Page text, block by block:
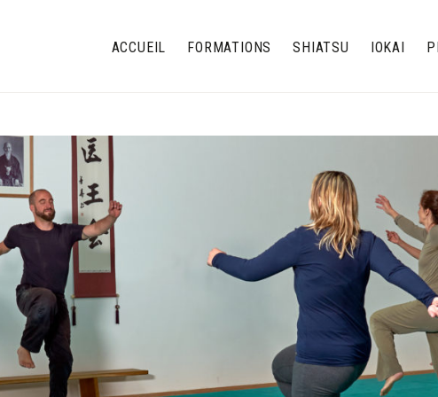
ACCUEIL FORMATIONS
Médecine
Lieux de formation
Formateurs
SHIATSU
Domaines d’action
Thérapie Complémentaire
IOKAI
Iokai Europe
Kazunori Sasaki